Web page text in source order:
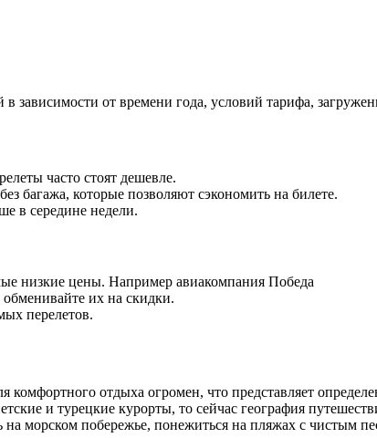
в зависимости от времени года, условий тарифа,
часто стоят дешевле.
багажа, которые позволяют сэкономить на билете.
в середине недели.
низкие цены. Например авиакомпания Победа
их на скидки.
перелетов.
отдыха огромен, что представляет
и турецкие курорты, то сейчас география
морском побережье, понежиться на пляжах с чистым